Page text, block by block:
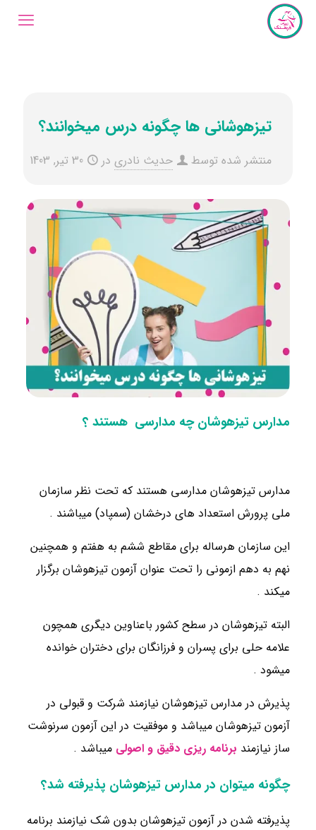
تیزهوشانی ها چگونه درس میخوانند؟
منتشر شده توسط حدیث نادری در 30 تیر, 1403
مدارس تیزهوشان چه مدارسی هستند ؟
مدارس تیزهوشان مدارسی هستند که تحت نظر سازمان
ملی پرورش استعداد های درخشان (سمپاد) میباشند .
این سازمان هرساله برای مقاطع ششم به هفتم و همچنین
نهم به دهم ازمونی را تحت عنوان آزمون تیزهوشان برگزار
میکند .
البته تیزهوشان در سطح کشور باعناوین دیگری همچون
علامه حلی برای پسران و فرزانگان برای دختران خوانده
میشود .
پذیرش در مدارس تیزهوشان نیازمند شرکت و قبولی در
آزمون تیزهوشان میباشد و موفقیت در این آزمون سرنوشت
ساز نیازمند برنامه ریزی دقیق و اصولی میباشد .
چگونه میتوان در مدارس تیزهوشان پذیرفته شد؟
پذیرفته شدن در آزمون تیزهوشان بدون شک نیازمند برنامه